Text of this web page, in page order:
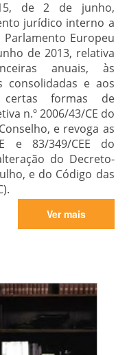
de 2 de junho,
jurídico interno a
Parlamento Europeu
de 2013, relativa
anuais, às
consolidadas e aos
formas de
n.º 2006/43/CE do
e revoga as
e 83/349/CEE do
do Decreto-
e do Código das
Ver mais